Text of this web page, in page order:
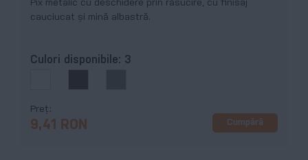
Pix metalic cu deschidere prin răsucire, cu finisaj
cauciucat și mină albastră.
Culori disponibile: 3
Preț
9,41 RON Cumpără